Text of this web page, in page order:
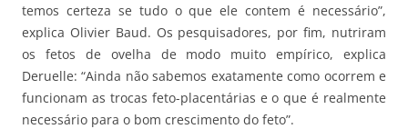
temos certeza se tudo o que ele contem é necessário”,
explica Olivier Baud. Os pesquisadores, por fim, nutriram
os fetos de ovelha de modo muito empírico, explica
Deruelle: “Ainda não sabemos exatamente como ocorrem e
funcionam as trocas feto-placentárias e o que é realmente
necessário para o bom crescimento do feto”.